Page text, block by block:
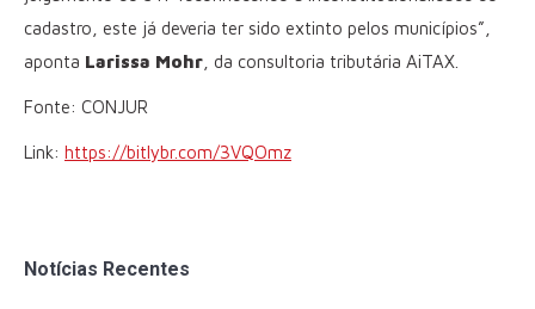
cadastro, este já deveria ter sido extinto pelos municípios”,
aponta Larissa Mohr , da consultoria tributária AiTAX.
Fonte: CONJUR
Link: https://bitlybr.com/3VQOmz
Notícias Recentes